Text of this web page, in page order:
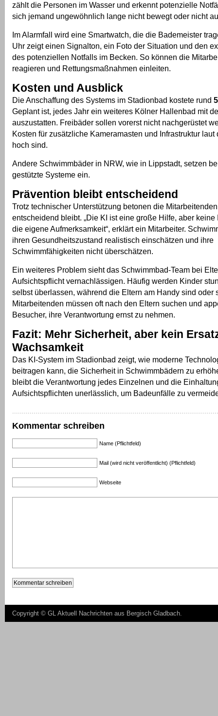
zählt die Personen im Wasser und erkennt potenzielle
sich jemand ungewöhnlich lange nicht bewegt oder nicht
Im Alarmfall wird eine Smartwatch, die die Bademeister
Uhr zeigt einen Signalton, ein Foto der Situation und den
des potenziellen Notfalls im Becken. So können die
reagieren und Rettungsmaßnahmen einleiten.
Kosten und Ausblick
Die Anschaffung des Systems im Stadionbad kostete rund
Geplant ist, jedes Jahr ein weiteres Kölner Hallenbad mit
auszustatten. Freibäder sollen vorerst nicht nachgerüstet
Kosten für zusätzliche Kameramasten und Infrastruktur laut
hoch sind.
Andere Schwimmbäder in NRW, wie in Lippstadt, setzen
gestützte Systeme ein.
Prävention bleibt entscheidend
Trotz technischer Unterstützung betonen die
entscheidend bleibt. „Die KI ist eine große Hilfe, aber keine
die eigene Aufmerksamkeit“, erklärt ein Mitarbeiter.
ihren Gesundheitszustand realistisch einschätzen und ihre
Schwimmfähigkeiten nicht überschätzen.
Ein weiteres Problem sieht das Schwimmbad-Team bei
Aufsichtspflicht vernachlässigen. Häufig werden Kinder
selbst überlassen, während die Eltern am Handy sind oder
Mitarbeitenden müssen oft nach den Eltern suchen und
Besucher, ihre Verantwortung ernst zu nehmen.
Fazit: Mehr Sicherheit, aber kein
Wachsamkeit
Das KI-System im Stadionbad zeigt, wie moderne
beitragen kann, die Sicherheit in Schwimmbädern zu
bleibt die Verantwortung jedes Einzelnen und die
Aufsichtspflichten unerlässlich, um Badeunfälle zu
Kommentar schreiben
Name (Pflichtfeld)
Mail (wird nicht veröffentlicht) (Pflichtfeld)
Webseite
Copyright © GL Aktuell Nachrichten aus Bergisch Gladbach.